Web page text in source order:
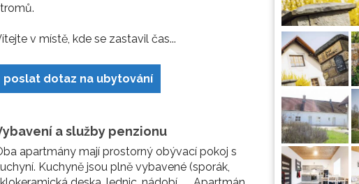
v místě, kde se zastavil čas...
poslat dotaz na ubytování
a služby penzionu
apartmány mají prostorný obývací pokoj s
Kuchyně jsou plně vybavené (sporák,